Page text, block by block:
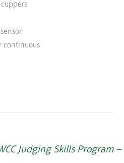
continuous
Judging Skills Program –